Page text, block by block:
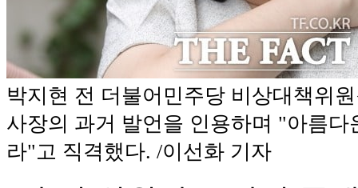
박지현 전 더불어민주당 비상대책위
사장의 과거 발언을 인용하며 "아름다
라"고 직격했다. /이선화 기자